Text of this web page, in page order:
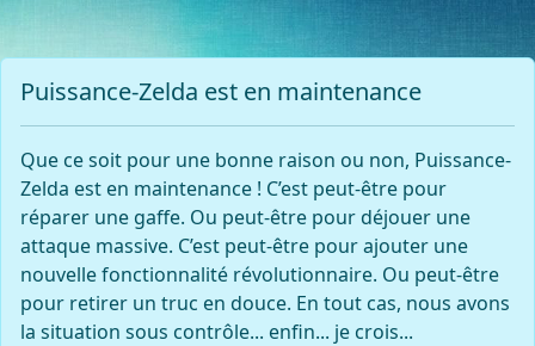
Puissance-Zelda est en maintenance
Que ce soit pour une bonne raison ou non, Puissance-
Zelda est en maintenance ! C’est peut-être pour
réparer une gaffe. Ou peut-être pour déjouer une
attaque massive. C’est peut-être pour ajouter une
nouvelle fonctionnalité révolutionnaire. Ou peut-être
pour retirer un truc en douce. En tout cas, nous avons
la situation sous contrôle... enfin... je crois...